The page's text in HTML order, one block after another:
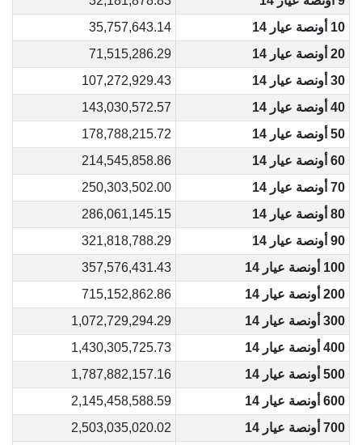
10 أونصة عيار 14
35,757,643.14
20 أونصة عيار 14
71,515,286.29
30 أونصة عيار 14
107,272,929.43
40 أونصة عيار 14
143,030,572.57
50 أونصة عيار 14
178,788,215.72
60 أونصة عيار 14
214,545,858.86
70 أونصة عيار 14
250,303,502.00
80 أونصة عيار 14
286,061,145.15
90 أونصة عيار 14
321,818,788.29
100 أونصة عيار 14
357,576,431.43
200 أونصة عيار 14
715,152,862.86
300 أونصة عيار 14
1,072,729,294.29
400 أونصة عيار 14
1,430,305,725.73
500 أونصة عيار 14
1,787,882,157.16
600 أونصة عيار 14
2,145,458,588.59
700 أونصة عيار 14
2,503,035,020.02